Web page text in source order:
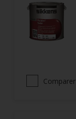
Comparer